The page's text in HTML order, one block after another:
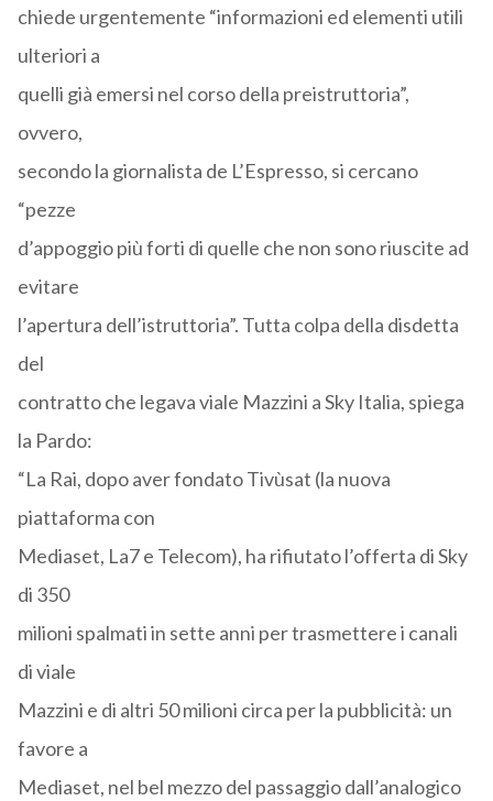
chiede urgentemente “informazioni ed elementi utili
ulteriori a
quelli già emersi nel corso della preistruttoria”,
ovvero,
secondo la giornalista de L’Espresso, si cercano
“pezze
d’appoggio più forti di quelle che non sono riuscite ad
evitare
l’apertura dell’istruttoria”. Tutta colpa della disdetta
del
contratto che legava viale Mazzini a Sky Italia, spiega
la Pardo:
“La Rai, dopo aver fondato Tivùsat (la nuova
piattaforma con
Mediaset, La7 e Telecom), ha rifiutato l’offerta di Sky
di 350
milioni spalmati in sette anni per trasmettere i canali
di viale
Mazzini e di altri 50 milioni circa per la pubblicità: un
favore a
Mediaset, nel bel mezzo del passaggio dall’analogico